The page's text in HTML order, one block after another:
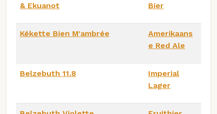
& Ekuanot
Bier
Kékette Bien M'ambrée
Amerikaans
e Red Ale
Belzebuth 11.8
Imperial
Lager